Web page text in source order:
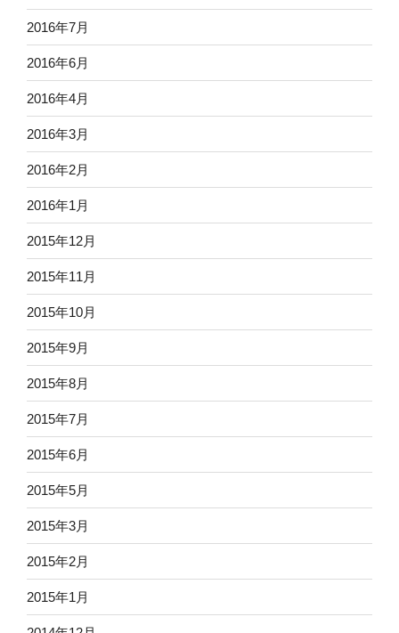
2016年7月
2016年6月
2016年4月
2016年3月
2016年2月
2016年1月
2015年12月
2015年11月
2015年10月
2015年9月
2015年8月
2015年7月
2015年6月
2015年5月
2015年3月
2015年2月
2015年1月